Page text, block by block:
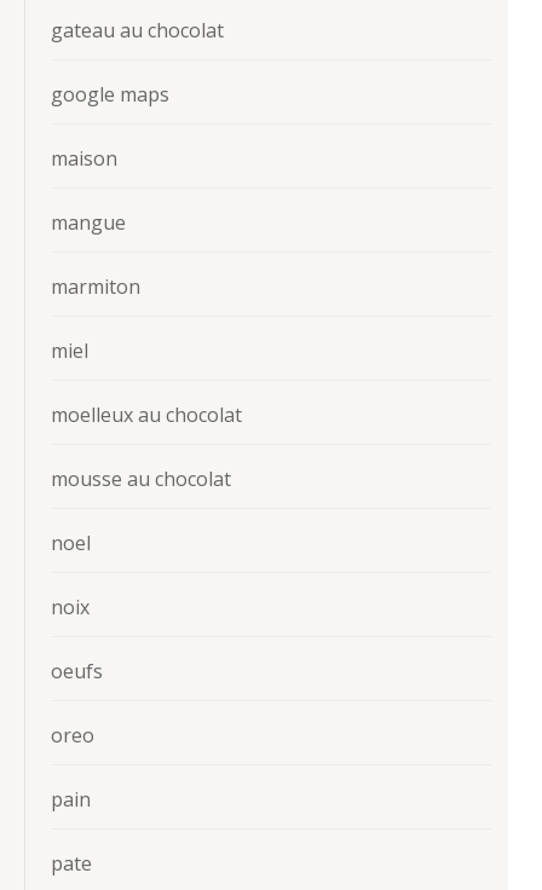
gateau au chocolat
google maps
maison
mangue
marmiton
miel
moelleux au chocolat
mousse au chocolat
noel
noix
oeufs
oreo
pain
pate